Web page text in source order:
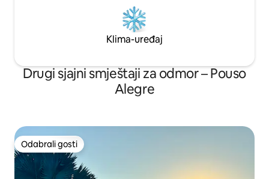
Klima-uređaj
Drugi sjajni smještaji za odmor – Pouso
Alegre
Odabrali gosti
Odabrali gosti